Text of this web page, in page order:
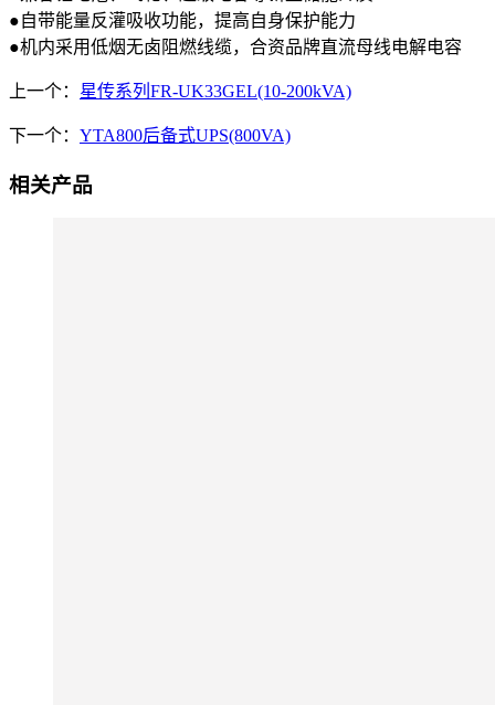
●自带能量反灌吸收功能，提高自身保护能力
●机内采用低烟无卤阻燃线缆，合资品牌直流母线电解电容
上一个： 星传系列FR-UK33GEL(10-200kVA)
下一个： YTA800后备式UPS(800VA)
相关产品